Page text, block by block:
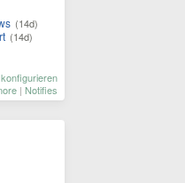
(14d)
(14d)
| Notifies